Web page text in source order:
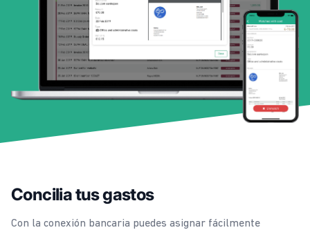
Concilia tus gastos
Con la conexión bancaria puedes asignar fácilmente